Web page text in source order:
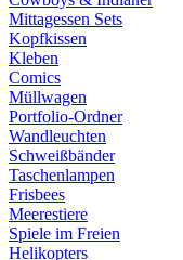
Mittagessen Sets
Kopfkissen
Kleben
Comics
Müllwagen
Portfolio-Ordner
Wandleuchten
Schweißbänder
Taschenlampen
Frisbees
Meerestiere
Spiele im Freien
Helikopters